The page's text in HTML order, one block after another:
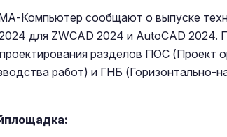
Компьютер сообщают о выпуске
для ZWCAD 2024 и AutoCAD 2024.
разделов ПОС (Проект
работ) и ГНБ (Горизонтально-